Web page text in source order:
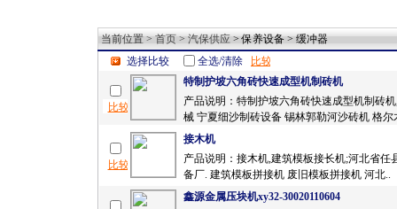
当前位置 > 首页 > 汽保供应 > 保养设备 > 缓冲器
选择比较
全选/清除
特制护坡六角砖快速成型机制砖机
产品说明：特制护坡六角砖快速成型机制砖
械 宁夏细沙制砖设备 锡林郭勒河沙砖机 格
接木机
产品说明：接木机,建筑模板接长机;河北省任
备厂. 建筑模板拼接机 废旧模板拼接机 河北..
鑫源金属压块机xy32-30020110604